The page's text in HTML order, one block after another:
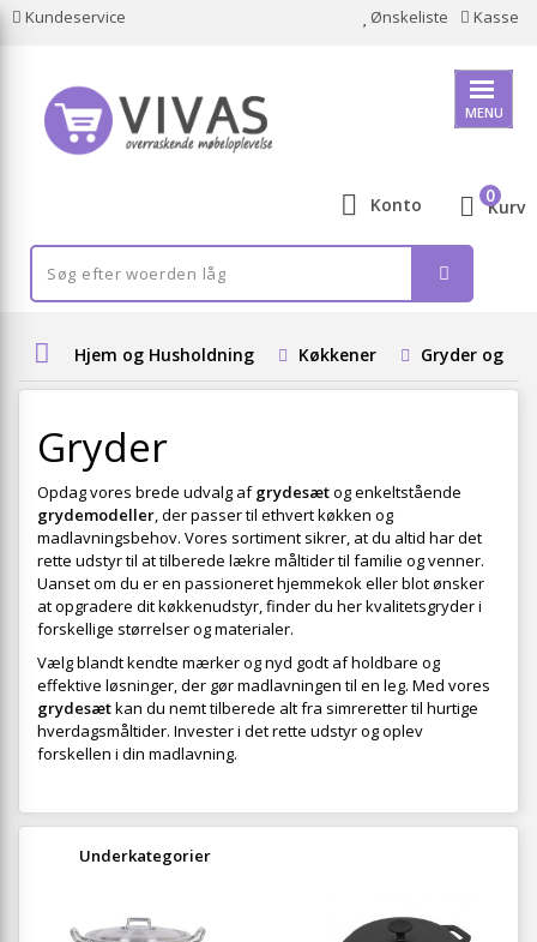
Kundeservice Ønskeliste Kasse
MENU
Konto Kurv
0
Hjem og Husholdning Køkkener Gryder og
Gryder
Opdag vores brede udvalg afgrydesætog enkeltstående
grydemodeller, der passer til ethvert køkken og
madlavningsbehov. Vores sortiment sikrer, at du altid har det
rette udstyr til at tilberede lækre måltider til familie og venner.
Uanset om du er en passioneret hjemmekok eller blot ønsker
at opgradere dit køkkenudstyr, finder du her kvalitetsgryder i
forskellige størrelser og materialer.
Vælg blandt kendte mærker og nyd godt af holdbare og
effektive løsninger, der gør madlavningen til en leg. Med vores
grydesætkan du nemt tilberede alt fra simreretter til hurtige
hverdagsmåltider. Invester i det rette udstyr og oplev
forskellen i din madlavning.
Underkategorier